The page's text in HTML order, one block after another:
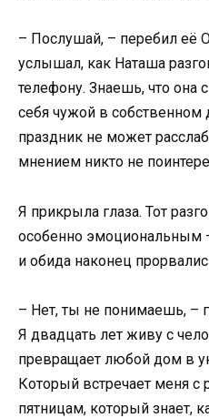
– Послушай, – перебил её
услышал, как Наташа
телефону. Знаешь, что она
себя чужой в
праздник не может
мнением никто не
Я прикрыла глаза. Тот
особенно эмоциональным
и обида наконец
– Нет, ты не понимаешь, –
Я двадцать лет живу с
превращает любой дом в
Который встречает меня с
пятницам, который знает,